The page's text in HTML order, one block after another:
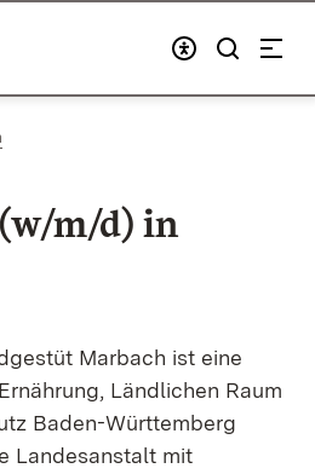
m/d) in
Marbach ist eine
Ländlichen Raum
Baden-Württemberg
Landesanstalt mit